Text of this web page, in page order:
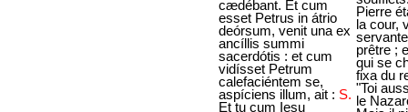
cædébant. Et cum
esset Petrus in átrio
deórsum, venit una ex
ancíllis summi
sacerdótis : et cum
vidísset Petrum
calefaciéntem se,
aspíciens illum, ait : S.
Et tu cum Iesu